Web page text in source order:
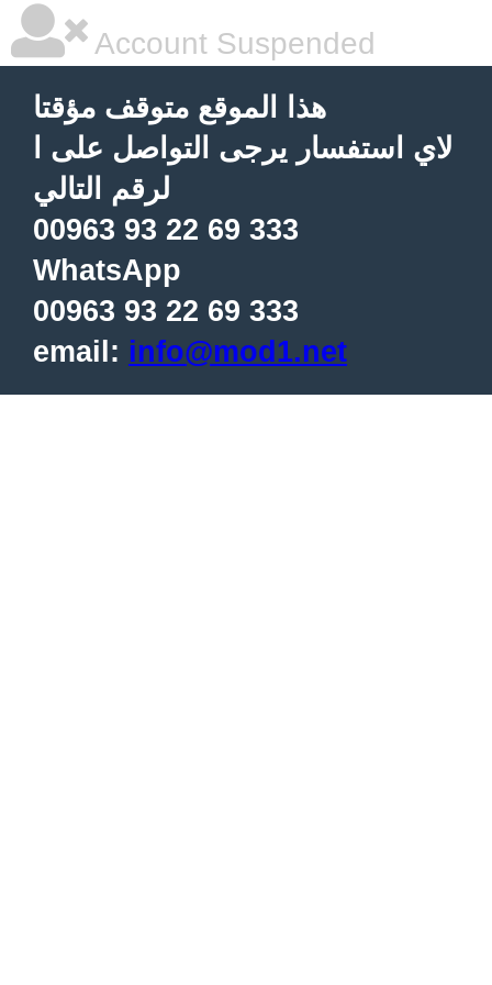
Account Suspended
هذا الموقع متوقف مؤقتا
لاي استفسار يرجى التواصل على ا
لرقم التالي
00963 93 22 69 333
WhatsApp
00963 93 22 69 333
email: info@mod1.net